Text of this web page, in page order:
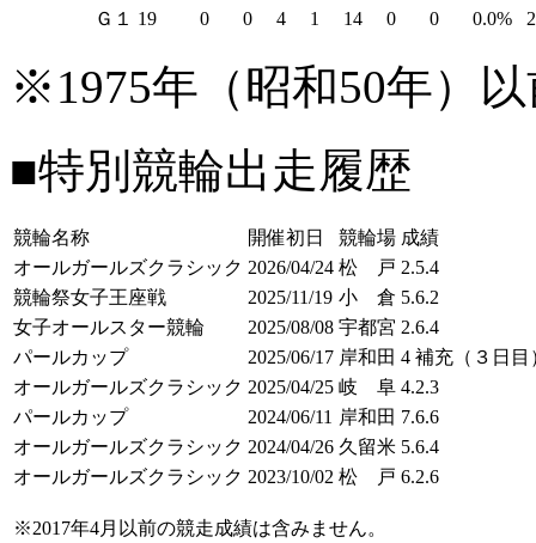
Ｇ１
19 0 0 4 1 14 0 0 0.0%
※1975年（昭和50年）
■特別競輪出走履歴
競輪名称 開催初日 競輪場 成績
オールガールズクラシック 2026/04/24 松 戸 2.5.4
競輪祭女子王座戦
2025/11/19 小 倉 5.6.2
女子オールスター競輪
2025/08/08 宇都宮 2.6.4
パールカップ
2025/06/17 岸和田 4 補充（３日目
オールガールズクラシック 2025/04/25 岐 阜 4.2.3
パールカップ
2024/06/11 岸和田 7.6.6
オールガールズクラシック 2024/04/26 久留米 5.6.4
オールガールズクラシック 2023/10/02 松 戸 6.2.6
※2017年4月以前の競走成績は含みません。